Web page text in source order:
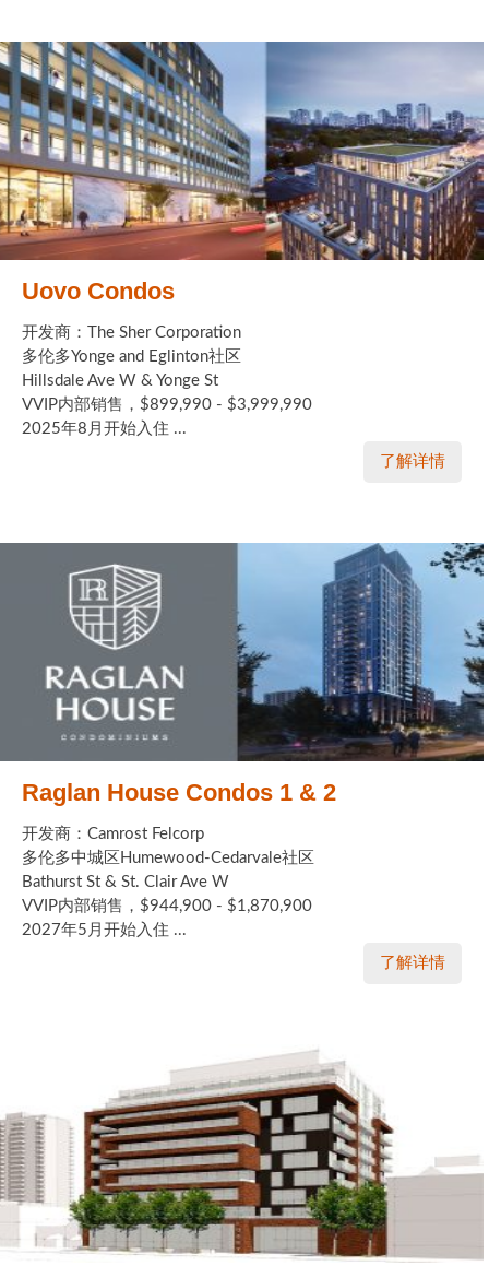
Uovo Condos
开发商：The Sher Corporation
多伦多Yonge and Eglinton社区
Hillsdale Ave W & Yonge St
VVIP内部销售，$899,990 - $3,999,990
2025年8月开始入住 ...
了解详情
Raglan House Condos 1 & 2
开发商：Camrost Felcorp
多伦多中城区Humewood-Cedarvale社区
Bathurst St & St. Clair Ave W
VVIP内部销售，$944,900 - $1,870,900
2027年5月开始入住 ...
了解详情